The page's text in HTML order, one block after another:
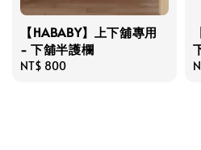
【HABABY】上下舖專用
- 下舖半護欄
Regular
NT$ 800